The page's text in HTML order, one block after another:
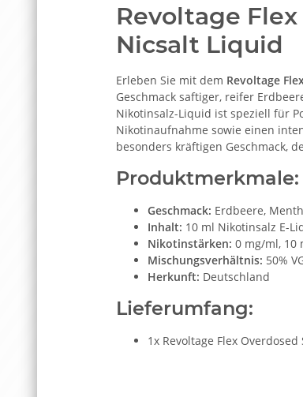
Revoltage
Nicsalt Liquid
Erleben Sie mit dem Revoltage
Geschmack saftiger, reifer
Nikotinsalz-Liquid ist speziell für
Nikotinaufnahme sowie einen
besonders kräftigen Geschmack,
Produktmerkmale:
Geschmack: Erdbeere,
Inhalt: 10 ml Nikotinsalz E-
Nikotinstärken: 0 mg/ml, 10
Mischungsverhältnis: 50%
Herkunft: Deutschland
Lieferumfang:
1x Revoltage Flex